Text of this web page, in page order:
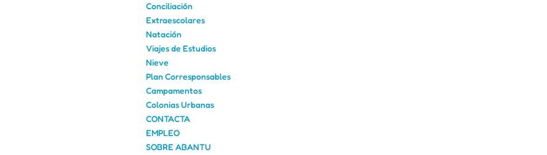
Conciliación
Extraescolares
Natación
Viajes de Estudios
Nieve
Plan Corresponsables
Campamentos
Colonias Urbanas
CONTACTA
EMPLEO
SOBRE ABANTU